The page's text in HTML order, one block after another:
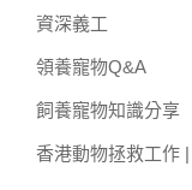
資深義工
領養寵物Q&A
飼養寵物知識分享
香港動物拯救工作